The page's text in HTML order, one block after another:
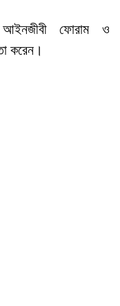
আইনজীবী ফোরাম ও
করেন।